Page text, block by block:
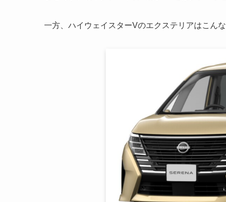
一方、ハイウェイスターVのエクステリアはこん